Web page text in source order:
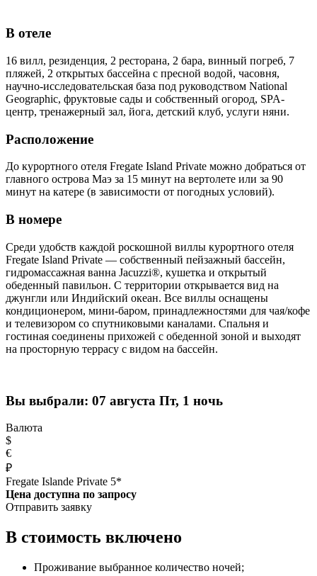
В отеле
16 вилл, резиденция, 2 ресторана, 2 бара, винный погреб, 7
пляжей, 2 открытых бассейна с пресной водой, часовня,
научно-исследовательская база под руководством National
Geographic, фруктовые сады и собственный огород, SPA-
центр, тренажерный зал, йога, детский клуб, услуги няни.
Расположение
До курортного отеля Fregate Island Private можно добраться от
главного острова Маэ за 15 минут на вертолете или за 90
минут на катере (в зависимости от погодных условий).
В номере
Среди удобств каждой роскошной виллы курортного отеля
Fregate Island Private — собственный пейзажный бассейн,
гидромассажная ванна Jacuzzi®, кушетка и открытый
обеденный павильон. С территории открывается вид на
джунгли или Индийский океан. Все виллы оснащены
кондиционером, мини-баром, принадлежностями для чая/кофе
и телевизором со спутниковыми каналами. Спальня и
гостиная соединены прихожей с обеденной зоной и выходят
на просторную террасу с видом на бассейн.
Вы выбрали: 07 августа Пт, 1 ночь
Валюта
$
€
₽
Fregate Islande Private 5*
Цена доступна по запросу
Отправить заявку
В стоимость включено
Проживание выбранное количество ночей;